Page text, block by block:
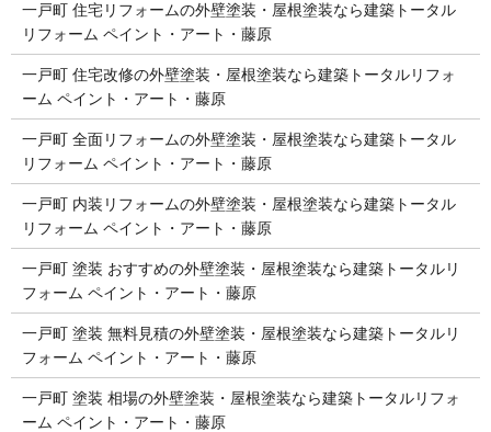
一戸町 住宅リフォームの外壁塗装・屋根塗装なら建築トータル
リフォーム ペイント・アート・藤原
一戸町 住宅改修の外壁塗装・屋根塗装なら建築トータルリフォ
ーム ペイント・アート・藤原
一戸町 全面リフォームの外壁塗装・屋根塗装なら建築トータル
リフォーム ペイント・アート・藤原
一戸町 内装リフォームの外壁塗装・屋根塗装なら建築トータル
リフォーム ペイント・アート・藤原
一戸町 塗装 おすすめの外壁塗装・屋根塗装なら建築トータルリ
フォーム ペイント・アート・藤原
一戸町 塗装 無料見積の外壁塗装・屋根塗装なら建築トータルリ
フォーム ペイント・アート・藤原
一戸町 塗装 相場の外壁塗装・屋根塗装なら建築トータルリフォ
ーム ペイント・アート・藤原